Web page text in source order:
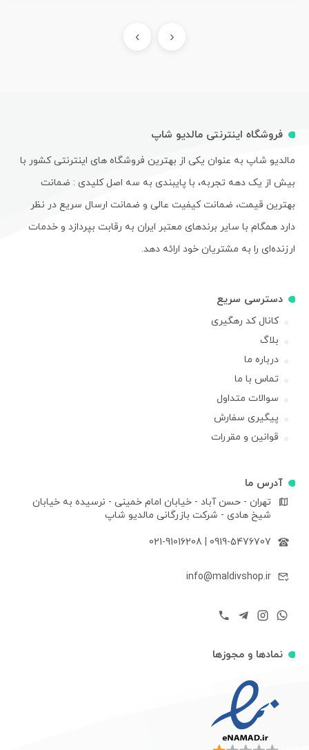
‹
›
فروشگاه اینترنتی مالدیو شاپ
مالدیو شاپ به عنوان یکی از بهترین فروشگاه های اینترنتی کشور با
بیش از یک دهه تجربه، با پایبندی به سه اصل کلیدی : ضمانت
بهترین قیمت، ضمانت کیفیت عالی و ضمانت ارسال سریع در نظر
دارد همگام با سایر برندهای معتبر ایران به رقابت بپردازد و خدمات
ارزنده‌ای را به مشتریان خود ارائه دهد.
دسترسی سریع
کانال کد رهگیری
بلاگ
درباره ما
تماس با ما
سوالات متداول
پیگیری سفارش
قوانین و مقررات
آدرس ما
تهران - حسن آباد - خیابان امام خمینی - نرسیده به خیابان
شیخ هادی - شرکت بازرگانی مالدیو شاپ
0919-5476707
021-91016208
info@maldivshop.ir
نمادها و مجوزها